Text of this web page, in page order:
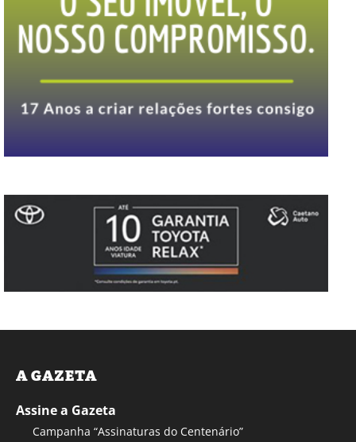
A GAZETA
Assine a Gazeta
Campanha “Assinaturas do Centenário”